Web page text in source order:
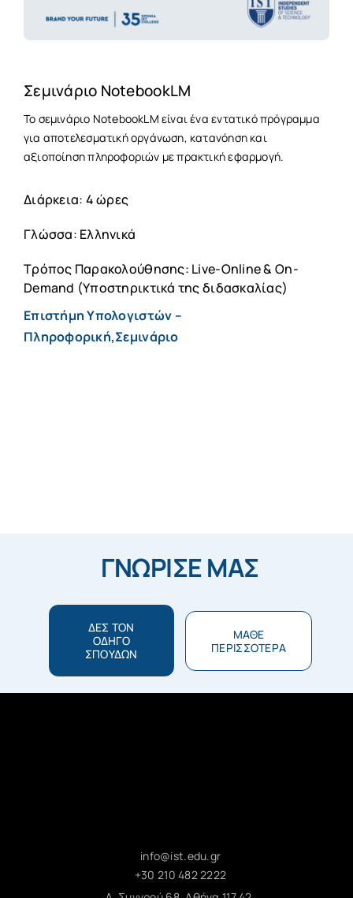
Σεμινάριο NotebookLM
Το σεμινάριο NotebookLM είναι ένα εντατικό πρόγραμμα
για αποτελεσματική οργάνωση, κατανόηση και
αξιοποίηση πληροφοριών με πρακτική εφαρμογή.
Διάρκεια: 4 ώρες
Γλώσσα: Ελληνικά
Τρόπος Παρακολούθησης: Live-Online & On-
Demand (Υποστηρικτικά της διδασκαλίας)
Επιστήμη Υπολογιστών –
Πληροφορική,Σεμινάριο
ΓΝΩΡΙΣΕ ΜΑΣ
ΔΕΣ ΤΟΝ
ΟΔΗΓΟ
ΣΠΟΥΔΩΝ
ΜΑΘΕ
ΠΕΡΙΣΣΟΤΕΡΑ
info@ist.edu.gr
+30 210 482 2222